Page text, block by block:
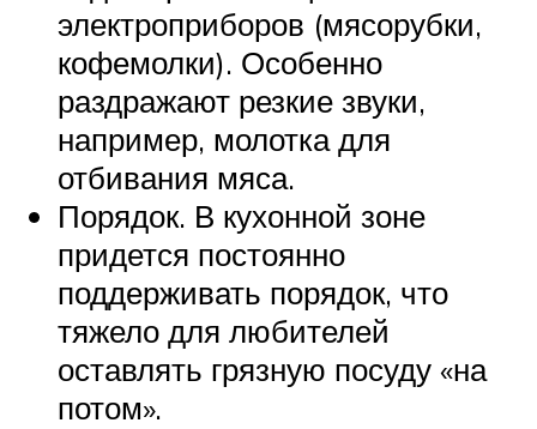
электроприборов (мясорубки,
кофемолки). Особенно
раздражают резкие звуки,
например, молотка для
отбивания мяса.
Порядок. В кухонной зоне
придется постоянно
поддерживать порядок, что
тяжело для любителей
оставлять грязную посуду «на
потом».